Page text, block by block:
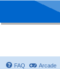
FAQ Arcade